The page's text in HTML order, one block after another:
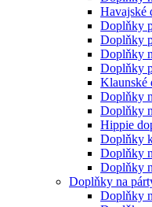
Havajské
Doplňky
Doplňky
Doplňky
Doplňky
Klaunské
Doplňky
Doplňky
Hippie
Doplňky
Doplňky
Doplňky
Doplňky na
Doplňky